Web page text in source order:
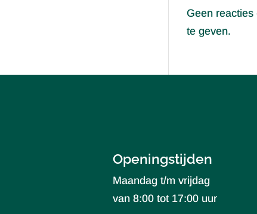
Geen reacties
te geven.
Openingstijden
Maandag t/m vrijdag
van 8:00 tot 17:00 uur